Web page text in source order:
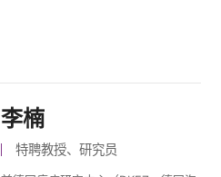
李楠
特聘教授、研究员